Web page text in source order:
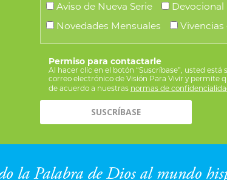
Aviso de Nueva Serie
Devocional
Novedades Mensuales
Vivencias
Permiso para contactarle
Al hacer clic en el botón “Suscríbase”, usted
correo electrónico de Visión Para Vivir y permite
de acuerdo a nuestras normas de